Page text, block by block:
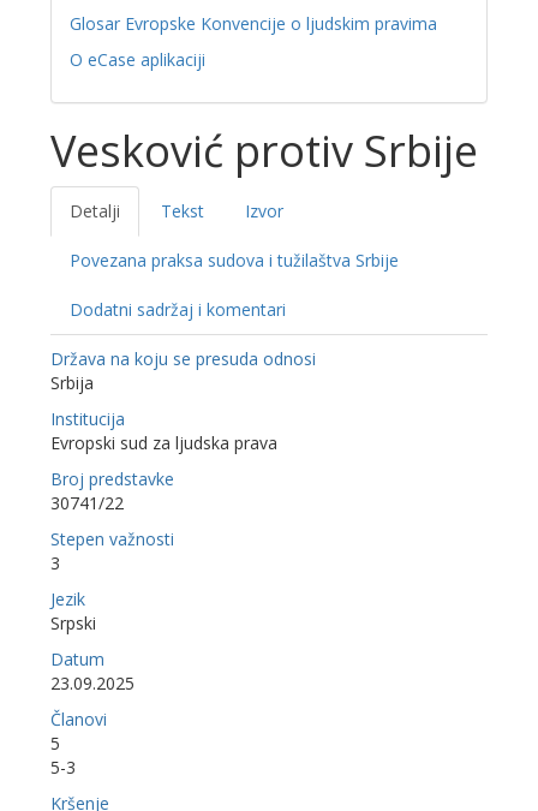
Glosar Evropske Konvencije o ljudskim pravima
O eCase aplikaciji
Vesković protiv Srbije
Detalji Tekst Izvor
Povezana praksa sudova i tužilaštva Srbije
Dodatni sadržaj i komentari
Država na koju se presuda odnosi
Srbija
Institucija
Evropski sud za ljudska prava
Broj predstavke
30741/22
Stepen važnosti
3
Jezik
Srpski
Datum
23.09.2025
Članovi
5
5-3
Kršenje